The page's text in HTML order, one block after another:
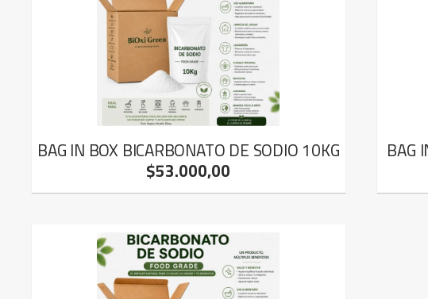
BAG IN BOX BICARBONATO DE SODIO 10KG
$53.000,00
BAG